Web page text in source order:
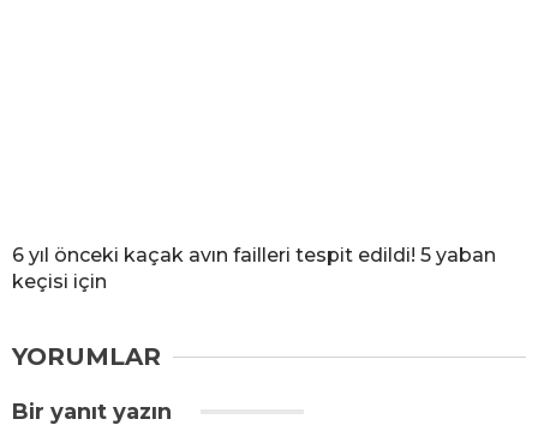
6 yıl önceki kaçak avın failleri tespit edildi! 5 yaban
keçisi için
YORUMLAR
Bir yanıt yazın